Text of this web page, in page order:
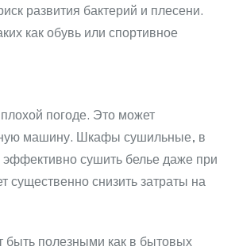
развития бактерий и плесени.
как обувь или спортивное
погоде. Это может
машину. Шкафы сушильные, в
сушить белье даже при
существенно снизить затраты на
полезными как в бытовых